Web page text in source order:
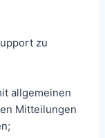
zu
allgemeinen
Mitteilungen